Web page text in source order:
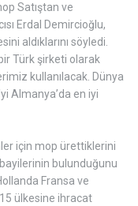
Satıştan ve
Erdal Demircioğlu,
aldıklarını söyledi.
Türk şirketi olarak
kullanılacak. Dünya
Almanya’da en iyi
için mop ürettiklerini
bulunduğunu
Fransa ve
ülkesine ihracat